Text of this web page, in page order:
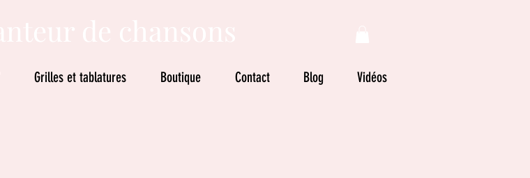
Grilles et tablatures Boutique Contact Blog Vidéos